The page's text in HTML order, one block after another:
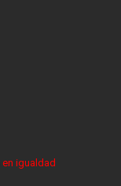
en igualdad